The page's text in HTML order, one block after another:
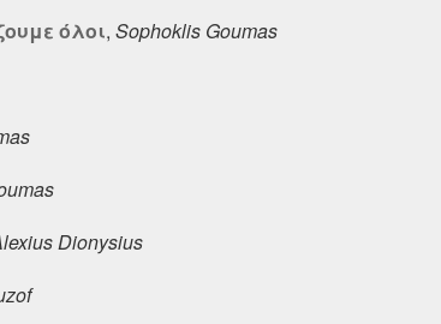
όλοι, Sophoklis Goumas
Dionysius